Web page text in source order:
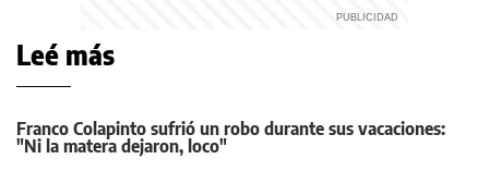
Leé más
Franco Colapinto sufrió un robo durante sus vacaciones:
"Ni la matera dejaron, loco"